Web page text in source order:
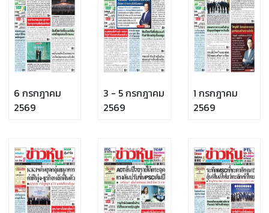
6 กรกฎาคม
2569
3 - 5 กรกฎาคม
2569
1 กรกฎาคม
2569